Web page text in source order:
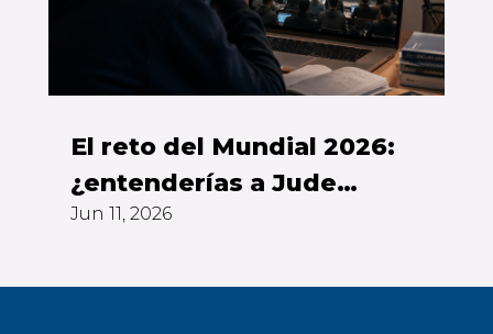
El reto del Mundial 2026:
¿entenderías a Jude
Bellingham sin subtítulos?
Jun 11, 2026